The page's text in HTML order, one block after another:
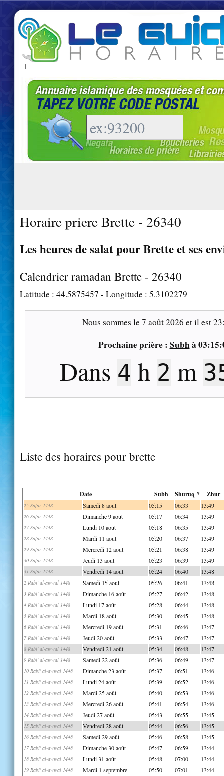
|
Horaire priere Brette - 26340
Les heures de salat pour Brette et ses
Calendrier ramadan Brette - 26340
Latitude : 44.5875457 - Longitude : 5.3102279
Nous sommes le7 août 2026 et il est
Prochaine prière : Subhà
Dans 4 h 2 m
Liste des horaires pour brette
Date Subh Shuruq * Zhur
25 Safar 1448 Samedi 8 août 05:15 06:33 13:49
26 Safar 1448 Dimanche 9 août 05:17 06:34 13:49
27 Safar 1448 Lundi 10 août 05:18 06:35 13:49
28 Safar 1448 Mardi 11 août 05:20 06:37 13:49
29 Safar 1448 Mercredi 12 août 05:21 06:38 13:49
30 Safar 1448 Jeudi 13 août 05:23 06:39 13:49
31 Safar 1448 Vendredi 14 août 05:24 06:40 13:48
2 Rabi' al-awwal 1448 Samedi 15 août 05:26 06:41 13:48
3 Rabi' al-awwal 1448 Dimanche 16 août 05:27 06:42 13:48
4 Rabi' al-awwal 1448 Lundi 17 août 05:28 06:44 13:48
5 Rabi' al-awwal 1448 Mardi 18 août 05:30 06:45 13:48
6 Rabi' al-awwal 1448 Mercredi 19 août 05:31 06:46 13:47
7 Rabi' al-awwal 1448 Jeudi 20 août 05:33 06:47 13:47
8 Rabi' al-awwal 1448 Vendredi 21 août 05:34 06:48 13:47
9 Rabi' al-awwal 1448 Samedi 22 août 05:36 06:49 13:47
10 Rabi' al-awwal 1448 Dimanche 23 août 05:37 06:51 13:46
11 Rabi' al-awwal 1448 Lundi 24 août 05:39 06:52 13:46
12 Rabi' al-awwal 1448 Mardi 25 août 05:40 06:53 13:46
13 Rabi' al-awwal 1448 Mercredi 26 août 05:41 06:54 13:46
14 Rabi' al-awwal 1448 Jeudi 27 août 05:43 06:55 13:45
15 Rabi' al-awwal 1448 Vendredi 28 août 05:44 06:56 13:45
16 Rabi' al-awwal 1448 Samedi 29 août 05:46 06:58 13:45
17 Rabi' al-awwal 1448 Dimanche 30 août 05:47 06:59 13:44
18 Rabi' al-awwal 1448 Lundi 31 août 05:48 07:00 13:44
19 Rabi' al-awwal 1448 Mardi 1 septembre 05:50 07:01 13:44